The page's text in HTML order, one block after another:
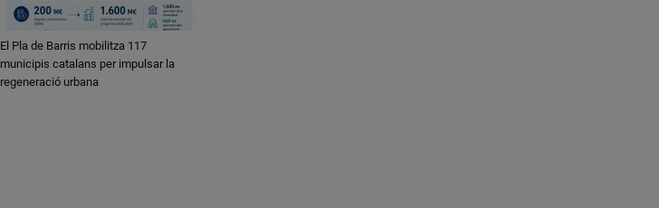
El Pla de Barris mobilitza 117
municipis catalans per impulsar la
regeneració urbana